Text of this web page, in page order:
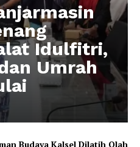
Idulfitri,
Umrah
Budaya Kalsel Dilatih Olah